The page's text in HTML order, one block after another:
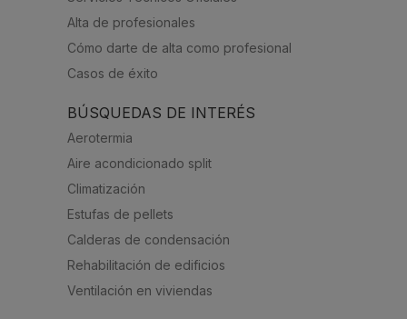
Alta de profesionales
Cómo darte de alta como profesional
Casos de éxito
BÚSQUEDAS DE INTERÉS
Aerotermia
Aire acondicionado split
Climatización
Estufas de pellets
Calderas de condensación
Rehabilitación de edificios
Ventilación en viviendas